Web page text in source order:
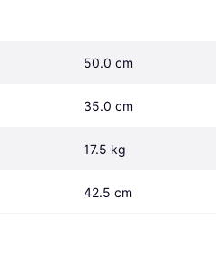
50.0 cm
35.0 cm
17.5 kg
42.5 cm